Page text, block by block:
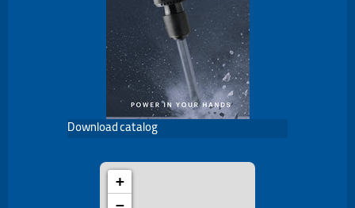
Download catalog
+